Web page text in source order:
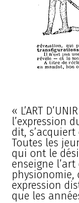
« L’ART
l’expression
dit,
Toutes les
qui ont le
enseigne
physionomie,
expression
que les